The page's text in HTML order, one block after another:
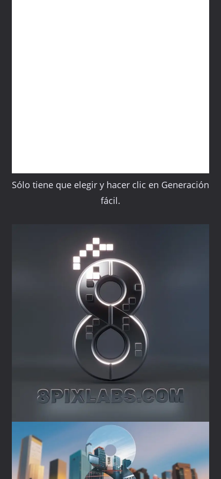
Sólo tiene que elegir y hacer clic en Generación
fácil.